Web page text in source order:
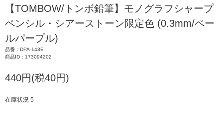
【TOMBOW/トンボ鉛筆】モノグラフシャープ
ペンシル・シアーストーン限定色 (0.3mm/ペー
ルパープル)
品番：DPA-143E
商品ID：173094202
440円(税40円)
在庫状況 5